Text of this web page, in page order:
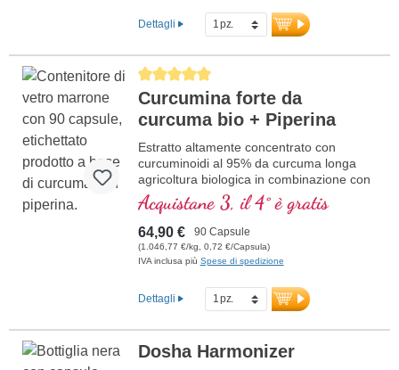
Dettagli
Average rating of 5 out of 5 stars
Curcumina forte da
curcuma bio + Piperina
Estratto altamente concentrato con
curcuminoidi al 95% da curcuma longa
agricoltura biologica in combinazione con
estratto di pepe nero da agricoltura
biologica, in vetro violetto di alta qualità
Acquistane 3, il 4° è gratis
64,90 € 90 Capsule
(1.046,77 €/kg, 0,72 €/Capsula)
IVA inclusa più Spese di spedizione
Dettagli
Dosha Harmonizer